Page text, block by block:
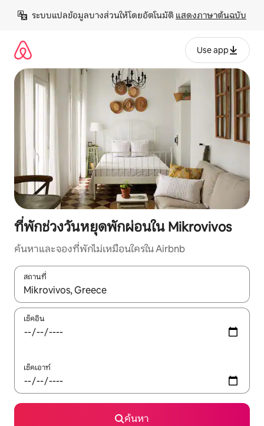
เนื้อหา
ระบบแปลข้อมูลบางส่วนให้โดยอัตโนมัติ แสดงภาษาต้นฉบับ
Use app
ที่พักช่วงวันหยุดพักผ่อนใน Mikrovivos
ค้นหาและจองที่พักไม่เหมือนใครใน Airbnb
สถานที่
ใช้ลูกศรขึ้นลง หรือใช้การสัมผัสหรือปัด เพื่อสำรวจผลการค้นหา
เช็คอิน
เช็คเอาท์
ค้นหา